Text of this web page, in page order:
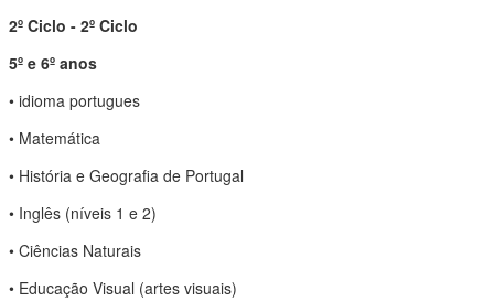
2º Ciclo - 2º Ciclo
5º e 6º anos
• idioma portugues
• Matemática
• História e Geografia de Portugal
• Inglês (níveis 1 e 2)
• Ciências Naturais
• Educação Visual (artes visuais)